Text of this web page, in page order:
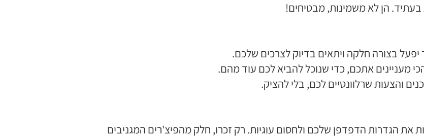
בעתיד. הן לא משמינות, מבטיחים!
בצורה חלקה ויתאים בדיוק לצרכים שלכם.
מעניינים אתכם, כדי שנוכל להביא לכם עוד מהם.
והצעות שרלוונטיים לכם, בלי להציק.
את הגדרות הדפדפן שלכם ולחסום עוגיות. רק זכרו, חלק מהפיצ'רים המגניבים